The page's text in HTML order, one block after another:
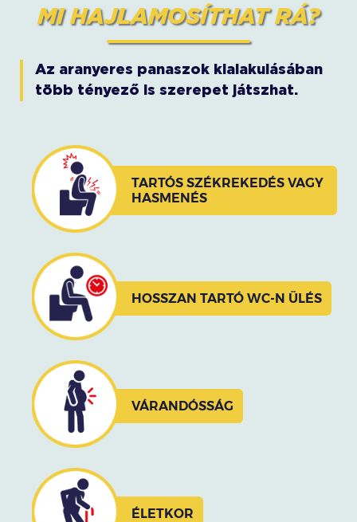
MI HAJLAMOSÍTHAT RÁ?
Az aranyeres panaszok kialakulásában
több tényező is szerepet játszhat.
TARTÓS SZÉKREKEDÉS VAGY
HASMENÉS
HOSSZAN TARTÓ WC-N ÜLÉS
VÁRANDÓSSÁG
ÉLETKOR